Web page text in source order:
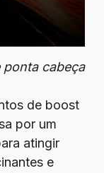
ponta cabeça
de boost
por um
atingir
e